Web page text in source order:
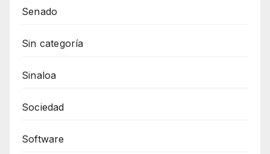
Senado
Sin categoría
Sinaloa
Sociedad
Software